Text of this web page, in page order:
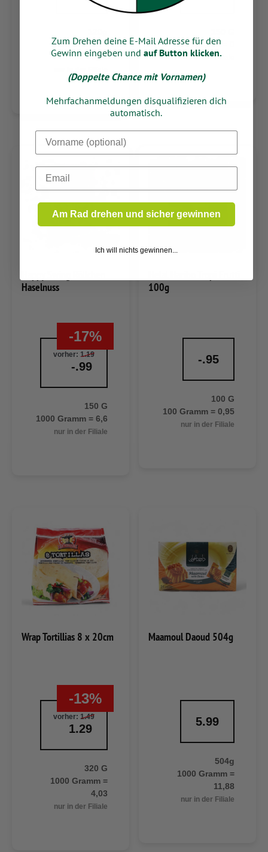
1000 Gramm =
8,25
100 Gramm = 0
nur in der Filiale
Haselnuss
-17%
vorher: 1.19
-.99
150 G
1000 Gramm = 6,6
nur in der Filiale
100g
-.95
100 G
100 Gramm = 0,95
nur in der Filiale
Wrap Tortillias 8 x 20cm
-13%
vorher: 1.49
1.29
320 G
1000 Gramm =
4,03
nur in der Filiale
Maamoul Daoud 504g
5.99
504g
1000 Gramm =
11,88
nur in der Filiale
Zum Drehen deine E-Mail Adresse für den
Gewinn eingeben und auf Button klicken.
(Doppelte Chance mit Vornamen)
Mehrfachanmeldungen disqualifizieren dich
automatisch.
Dein Vorname
Email
Am Rad drehen und sicher gewinnen
Ich will nichts gewinnen...